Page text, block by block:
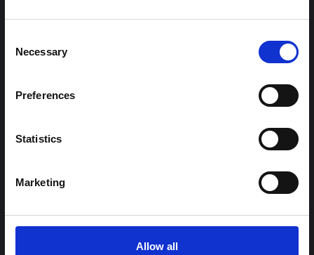
Selection
Necessary
Preferences
Statistics
Marketing
Allow all
هال للعلوم المفتوحة
2026
توجيهات
الاجتماعية والسلوكية حول الإيبولا من أجل